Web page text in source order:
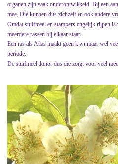
organen zijn vaak onderontwikkeld. Bij een
mee. Die kunnen dus zichzelf en ook andere
Omdat stuifmeel en stampers ongelijk rijpen is
meerdere rassen bij elkaar staan
Een ras als Atlas maakt geen kiwi maar wel
periode.
De stuifmeel donor dus die zorgt voor veel